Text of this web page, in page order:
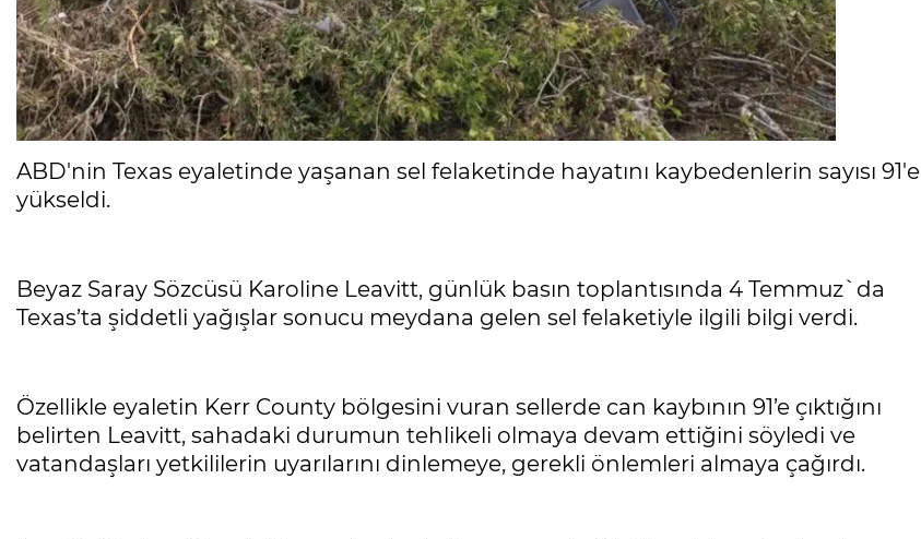
ABD'nin Texas eyaletinde yaşanan sel felaketinde hayatını kaybedenlerin sayısı 91'e
yükseldi.
Beyaz Saray Sözcüsü Karoline Leavitt, günlük basın toplantısında 4 Temmuz`da
Texas’ta şiddetli yağışlar sonucu meydana gelen sel felaketiyle ilgili bilgi verdi.
Özellikle eyaletin Kerr County bölgesini vuran sellerde can kaybının 91’e çıktığını
belirten Leavitt, sahadaki durumun tehlikeli olmaya devam ettiğini söyledi ve
vatandaşları yetkililerin uyarılarını dinlemeye, gerekli önlemleri almaya çağırdı.